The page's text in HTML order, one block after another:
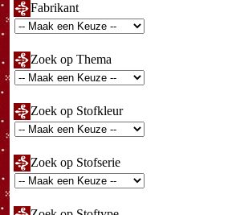
Fabrikant
Zoek op Thema
Zoek op Stofkleur
Zoek op Stofserie